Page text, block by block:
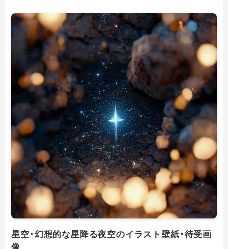
星空･幻想的な星降る夜空のイラスト壁紙･待受画
像